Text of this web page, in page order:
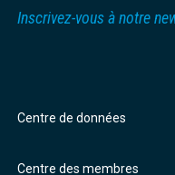
Inscrivez-vous à notre
Centre de données
Centre des membres